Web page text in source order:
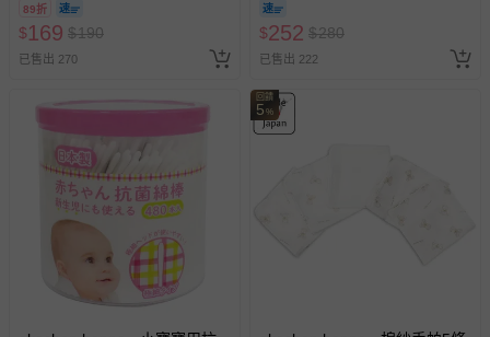
89折
$169 $190
已售出 270
$252 $280
已售出 222
回饋
5 %